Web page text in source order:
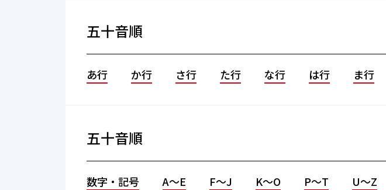
五十音順
あ行 か行 さ行 た行 な行 は行 ま行
五十音順
数字・記号 A～E F～J K～O P～T U～Z